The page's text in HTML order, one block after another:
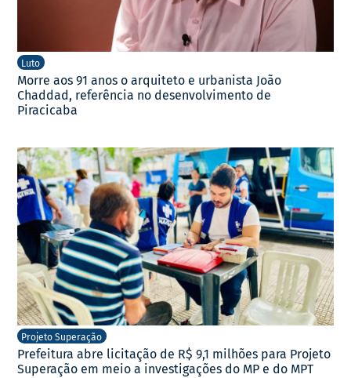
Luto
Morre aos 91 anos o arquiteto e urbanista João
Chaddad, referência no desenvolvimento de
Piracicaba
Projeto Superação
Prefeitura abre licitação de R$ 9,1 milhões para Projeto
Superação em meio a investigações do MP e do MPT